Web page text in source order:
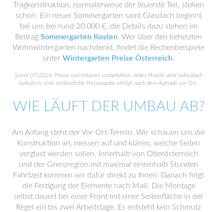
Tragkonstruktion, normalerweise der teuerste Teil, stehen
schon. Ein neuer Sommergarten samt Glasdach beginnt
bei uns bei rund 20.000 €, die Details dazu stehen im
Beitrag Sommergarten Kosten. Wer über den beheizten
Wohnwintergarten nachdenkt, findet die Rechenbeispiele
unter Wintergarten Preise Österreich.
Stand 07/2026. Preise und Irrtümer vorbehalten. Jedes Projekt wird individuell
kalkuliert, eine verbindliche Preisangabe erfolgt nach dem Aufmaß vor Ort.
WIE LÄUFT DER UMBAU AB?
Am Anfang steht der Vor-Ort-Termin. Wir schauen uns die
Konstruktion an, messen auf und klären, welche Seiten
verglast werden sollen. Innerhalb von Oberösterreich
und der Grenzregion mit maximal eineinhalb Stunden
Fahrtzeit kommen wir dafür direkt zu Ihnen. Danach folgt
die Fertigung der Elemente nach Maß. Die Montage
selbst dauert bei einer Front mit einer Seitenfläche in der
Regel ein bis zwei Arbeitstage. Es entsteht kein Schmutz